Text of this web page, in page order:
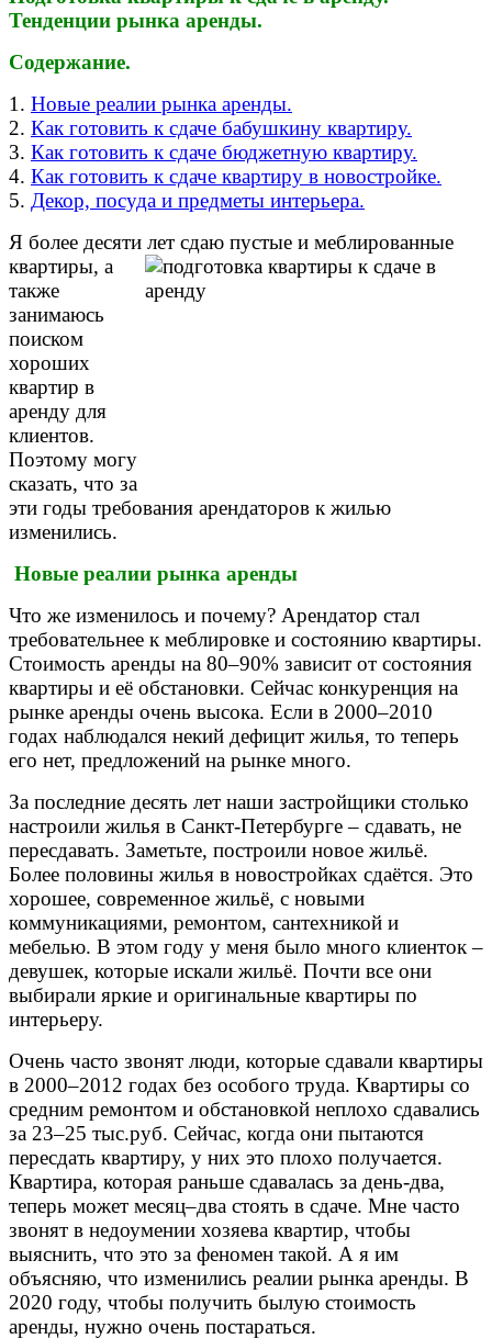
Тенденции рынка аренды.
Содержание.
1. Новые реалии рынка аренды.
2. Как готовить к сдаче бабушкину квартиру.
3. Как готовить к сдаче бюджетную квартиру.
4. Как готовить к сдаче квартиру в новостройке.
5. Декор, посуда и предметы интерьера.
Я более десяти лет сдаю пустые и меблированные
квартиры, а
также
занимаюсь
поиском
хороших
квартир в
аренду для
клиентов.
Поэтому могу
сказать, что за
эти годы требования арендаторов к жилью
изменились.
Новые реалии рынка аренды
Что же изменилось и почему? Арендатор стал
требовательнее к меблировке и состоянию квартиры.
Стоимость аренды на 80–90% зависит от состояния
квартиры и её обстановки. Сейчас конкуренция на
рынке аренды очень высока. Если в 2000–2010
годах наблюдался некий дефицит жилья, то теперь
его нет, предложений на рынке много.
За последние десять лет наши застройщики столько
настроили жилья в Санкт-Петербурге – сдавать, не
пересдавать. Заметьте, построили новое жильё.
Более половины жилья в новостройках сдаётся. Это
хорошее, современное жильё, с новыми
коммуникациями, ремонтом, сантехникой и
мебелью. В этом году у меня было много клиенток –
девушек, которые искали жильё. Почти все они
выбирали яркие и оригинальные квартиры по
интерьеру.
Очень часто звонят люди, которые сдавали квартиры
в 2000–2012 годах без особого труда. Квартиры со
средним ремонтом и обстановкой неплохо сдавались
за 23–25 тыс.руб. Сейчас, когда они пытаются
пересдать квартиру, у них это плохо получается.
Квартира, которая раньше сдавалась за день-два,
теперь может месяц–два стоять в сдаче. Мне часто
звонят в недоумении хозяева квартир, чтобы
выяснить, что это за феномен такой. А я им
объясняю, что изменились реалии рынка аренды. В
2020 году, чтобы получить былую стоимость
аренды, нужно очень постараться.